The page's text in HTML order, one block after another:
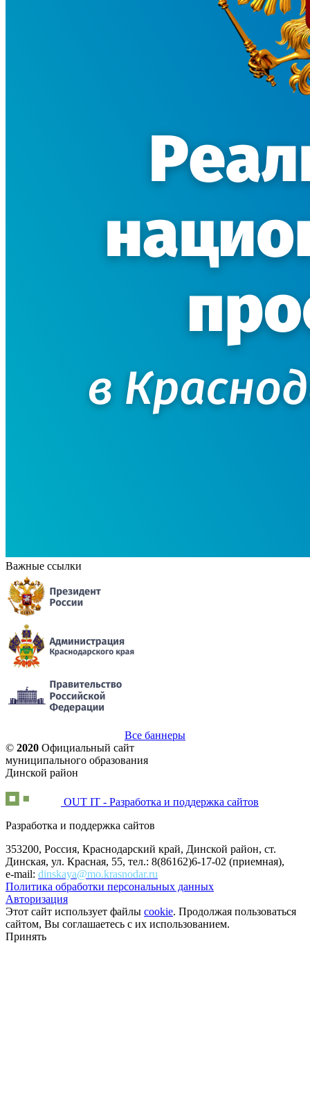
Важные ссылки
Все баннеры
© 2020 Официальный сайт
муниципального образования
Динской район
OUT IT - Разработка и поддержка сайтов
Разработка и поддержка сайтов
353200, Россия, Краснодарский край, Динской район, ст.
Динская, ул. Красная, 55, тел.: 8(86162)6-17-02 (приемная),
e-mail: dinskaya@mo.krasnodar.ru
Политика обработки персональных данных
Авторизация
Этот сайт использует файлы cookie. Продолжая пользоваться
сайтом, Вы соглашаетесь с их использованием.
Принять